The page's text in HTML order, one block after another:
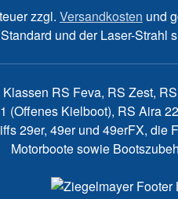
zzgl. Versandkosten und
und der Laser-Strahl
RS Feva, RS Zest,
Kielboot), RS Aira
29er, 49er und 49erFX,
Motorboote sowie